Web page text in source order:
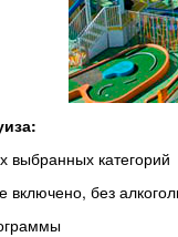
выбранных категорий
включено, без